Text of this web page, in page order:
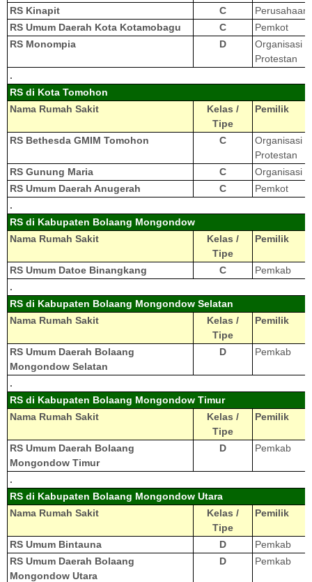
RS Kinapit C
Perusahaan
RS Umum Daerah Kota Kotamobagu
C
Pemkot
RS Monompia
D
Organisasi
Protestan
.
RS di Kota Tomohon
Nama Rumah Sakit
Kelas /
Tipe
Pemilik
RS Bethesda GMIM Tomohon C
Organisasi
Protestan
RS Gunung Maria
C
Organisasi
RS Umum Daerah Anugerah
C
Pemkot
.
RS di Kabupaten Bolaang Mongondow
Nama Rumah Sakit
Kelas /
Tipe
Pemilik
RS Umum Datoe Binangkang C
Pemkab
.
RS di Kabupaten Bolaang Mongondow Selatan
Nama Rumah Sakit
Kelas /
Tipe
Pemilik
RS Umum Daerah Bolaang
Mongondow Selatan
D Pemkab
.
RS di Kabupaten Bolaang Mongondow Timur
Nama Rumah Sakit
Kelas /
Tipe
Pemilik
RS Umum Daerah Bolaang
Mongondow Timur
D Pemkab
.
RS di Kabupaten Bolaang Mongondow Utara
Nama Rumah Sakit
Kelas /
Tipe
Pemilik
RS Umum Bintauna D
Pemkab
RS Umum Daerah Bolaang
Mongondow Utara
D Pemkab